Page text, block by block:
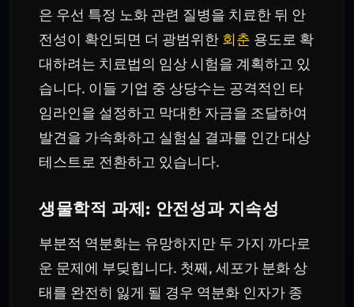
은 우선 특정 노화 관련 질병을 치료한 뒤 안
전성이 확인되면 더 광범위한 회춘 용도로 확
대하려는 치료법의 임상 시험을 계획하고 있
습니다. 이들 기업 중 상당수는 공격적인 타
임라인을 설정하고 막대한 자금을 조달하여
발견을 가속화하고 실험실 결과를 인간 대상
테스트로 전환하고 있습니다.
생물학적 과제: 안전성과 지속성
부분적 역분화는 유망하지만 두 가지 까다로
운 문제에 부딪힙니다. 첫째, 세포가 분화 상
태를 완전히 잃게 될 경우 역분화 인자가 종